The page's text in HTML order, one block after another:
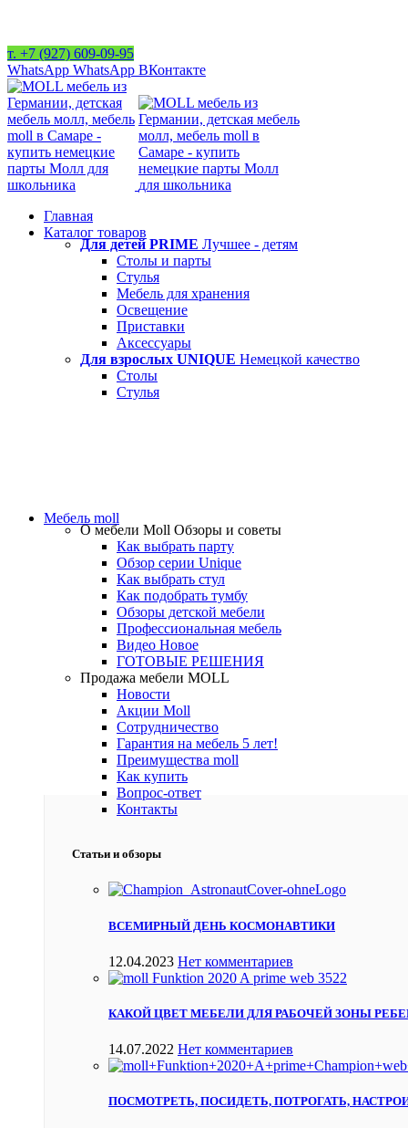
т. +7 (927) 609-09-95
WhatsApp WhatsApp ВКонтакте
Главная
Каталог товаров
Для детей PRIME Лучшее - детям
Столы и парты
Стулья
Мебель для хранения
Освещение
Приставки
Аксессуары
Для взрослых UNIQUE Немецкой качество
Столы
Стулья
Мебель moll
О мебели Moll Обзоры и советы
Как выбрать парту
Обзор серии Unique
Как выбрать стул
Как подобрать тумбу
Обзоры детской мебели
Профессиональная мебель
Видео Новое
ГОТОВЫЕ РЕШЕНИЯ
Продажа мебели MOLL
Новости
Акции Moll
Сотрудничество
Гарантия на мебель 5 лет!
Преимущества moll
Как купить
Вопрос-ответ
Контакты
Статьи и обзоры
ВСЕМИРНЫЙ ДЕНЬ КОСМОНАВТИКИ
12.04.2023 Нет комментариев
КАКОЙ ЦВЕТ МЕБЕЛИ ДЛЯ РАБОЧЕЙ ЗОНЫ
14.07.2022 Нет комментариев
ПОСМОТРЕТЬ, ПОСИДЕТЬ, ПОТРОГАТЬ,